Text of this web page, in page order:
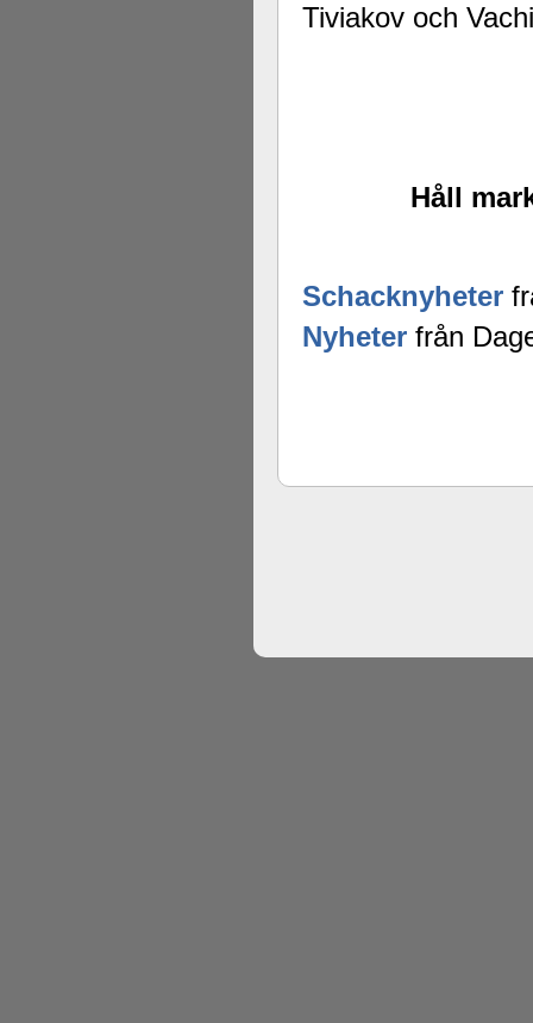
Tiviakov och
Håll
Schacknyheter
Nyheter från